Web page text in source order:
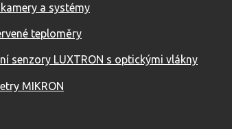
a systémy
teploměry
senzory LUXTRON s optickými vlákny
MIKRON